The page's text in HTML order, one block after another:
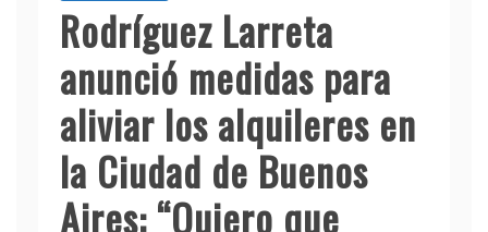
Rodríguez Larreta
anunció medidas para
aliviar los alquileres en
la Ciudad de Buenos
Aires: “Quiero que